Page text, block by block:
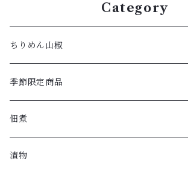
Category
ちりめん山椒
季節限定商品
佃煮
漬物